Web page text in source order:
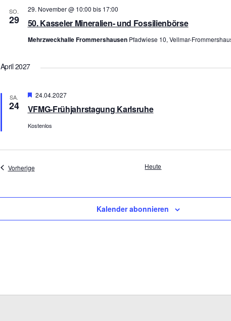
SO.
29 50. Kasseler Mineralien- und Fossilienbörse
29. November @ 10:00 bis 17:00
Mehrzweckhalle Frommershausen Pfadwiese 10, Vellmar-
April 2027
SA.
24 VFMG-Frühjahrstagung Karlsruhe
Hervorgehoben
24.04.2027
Kostenlos
VorherigeVeranstaltungen Heute
Kalender abonnieren